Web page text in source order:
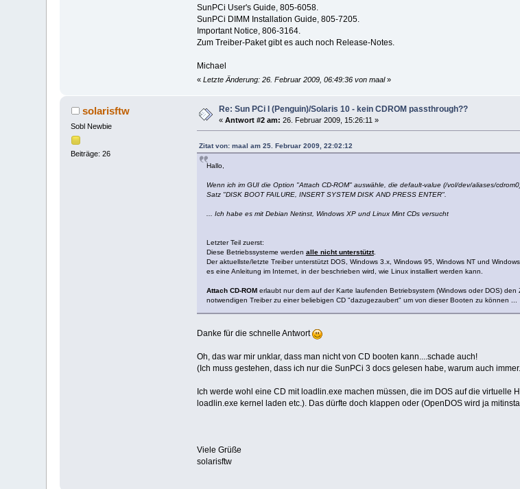
SunPCi User's Guide, 805-6058.
SunPCi DIMM Installation Guide, 805-7205.
Important Notice, 806-3164.
Zum Treiber-Paket gibt es auch noch Release-Notes.
Michael
« Letzte Änderung: 26. Februar 2009, 06:49:36 von maal»
solarisftw
Sobl Newbie
Beiträge: 26
Re: Sun PCi I (Penguin)/Solaris 10 - kein CDROM passthrough??
«Antwort #2 am: 26. Februar 2009, 15:26:11 »
Zitat von: maal am 25. Februar 2009, 22:02:12
Hallo,
Wenn ich im GUI die Option "Attach CD-ROM" auswähle, die default-value (/vol/dev/aliases/
Satz "DISK BOOT FAILURE, INSERT SYSTEM DISK AND PRESS ENTER".
... Ich habe es mit Debian Netinst, Windows XP und Linux Mint CDs versucht
Letzter Teil zuerst:
Diese Betriebssysteme werden alle nicht unterstützt.
Der aktuellste/letzte Treiber unterstützt DOS, Windows 3.x, Windows 95, Windows NT und
es eine Anleitung im Internet, in der beschrieben wird, wie Linux installiert werden kann.
Attach CD-ROMerlaubt nur dem auf der Karte laufenden Betriebsystem (Windows oder DOS)
notwendigen Treiber zu einer beliebigen CD "dazugezaubert" um von dieser Booten zu können ...
Danke für die schnelle Antwort
Oh, das war mir unklar, dass man nicht von CD booten kann....schade auch!
(Ich muss gestehen, dass ich nur die SunPCi 3 docs gelesen habe, warum auch
Ich werde wohl eine CD mit loadlin.exe machen müssen, die im DOS auf die
loadlin.exe kernel laden etc.). Das dürfte doch klappen oder (OpenDOS wird ja
Viele Grüße
solarisftw